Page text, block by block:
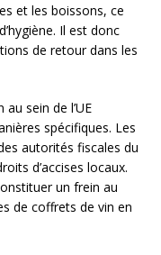
et les boissons, ce
Il est donc
de retour dans les
sein de l’UE
spécifiques. Les
autorités fiscales du
d’accises locaux.
un frein au
de coffrets de vin en